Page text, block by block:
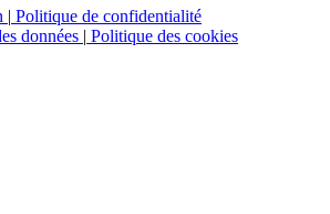
| Politique de confidentialité
données | Politique des cookies